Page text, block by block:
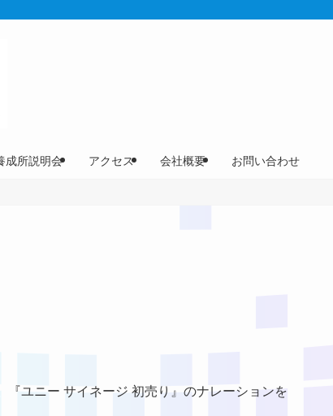
成所説明会 アクセス 会社概要 お問い合わせ
ユニー サイネージ 初売り』のナレーションを